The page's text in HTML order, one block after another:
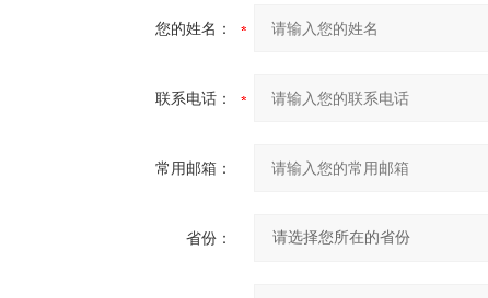
您的姓名：
联系电话：
常用邮箱：
省份：